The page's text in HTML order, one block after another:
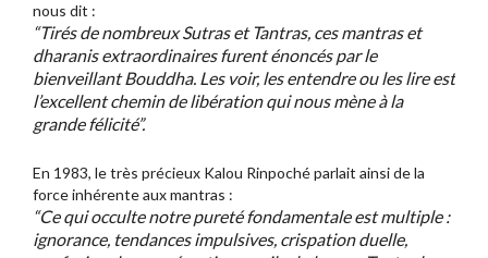
nous dit :
“Tirés de nombreux Sutras et Tantras, ces mantras et
dharanis extraordinaires furent énoncés par le
bienveillant Bouddha. Les voir, les entendre ou les lire est
l’excellent chemin de libération qui nous mène à la
grande félicité”.
En 1983, le très précieux Kalou Rinpoché parlait ainsi de la
force inhérente aux mantras :
“Ce qui occulte notre pureté fondamentale est multiple :
ignorance, tendances impulsives, crispation duelle,